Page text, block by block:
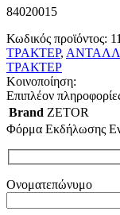
84020015
Κωδικός προϊόντος:
ΤΡΑΚΤΕΡ,
ΤΡΑΚΤΕΡ
Κοινοποίηση:
Επιπλέον
Brand ZETOR
Φόρμα Εκδήλωσης
Ονοματεπώνυμο